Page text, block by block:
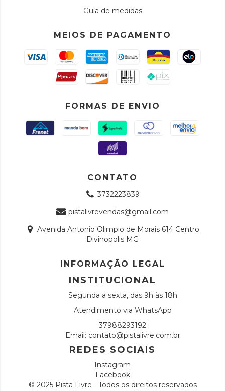
Guia de medidas
MEIOS DE PAGAMENTO
FORMAS DE ENVIO
CONTATO
3732223839
pistalivrevendas@gmail.com
Avenida Antonio Olimpio de Morais 614 Centro
Divinopolis MG
INFORMAÇÃO LEGAL
INSTITUCIONAL
Segunda a sexta, das 9h às 18h
Atendimento via WhatsApp
37988293192
Email: contato@pistalivre.com.br
REDES SOCIAIS
Instagram
Facebook
© 2025 Pista Livre - Todos os direitos reservados